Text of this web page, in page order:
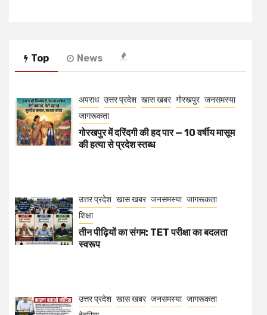
Top News
अपराध उत्तर प्रदेश खास खबर गोरखपुर जनसमस्या
जागरूकता
गोरखपुर में दरिंदगी की हद पार — 10 वर्षीय मासूम
की हत्या से प्रदेश स्तब्ध
उत्तर प्रदेश खास खबर जनसमस्या जागरूकता
शिक्षा
तीन पीढ़ियों का संगम: TET परीक्षा का बदलता
स्वरूप
उत्तर प्रदेश खास खबर जनसमस्या जागरूकता